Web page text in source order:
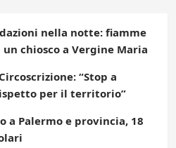
nella notte: fiamme
chiosco a Vergine Maria
“Stop a
per il territorio”
a Palermo e provincia, 18